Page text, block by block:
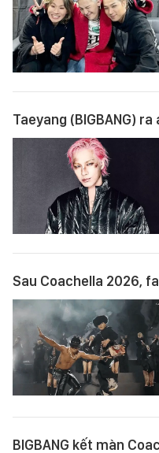
Taeyang (BIGBANG)
Sau Coachella 2026,
BIGBANG kết màn